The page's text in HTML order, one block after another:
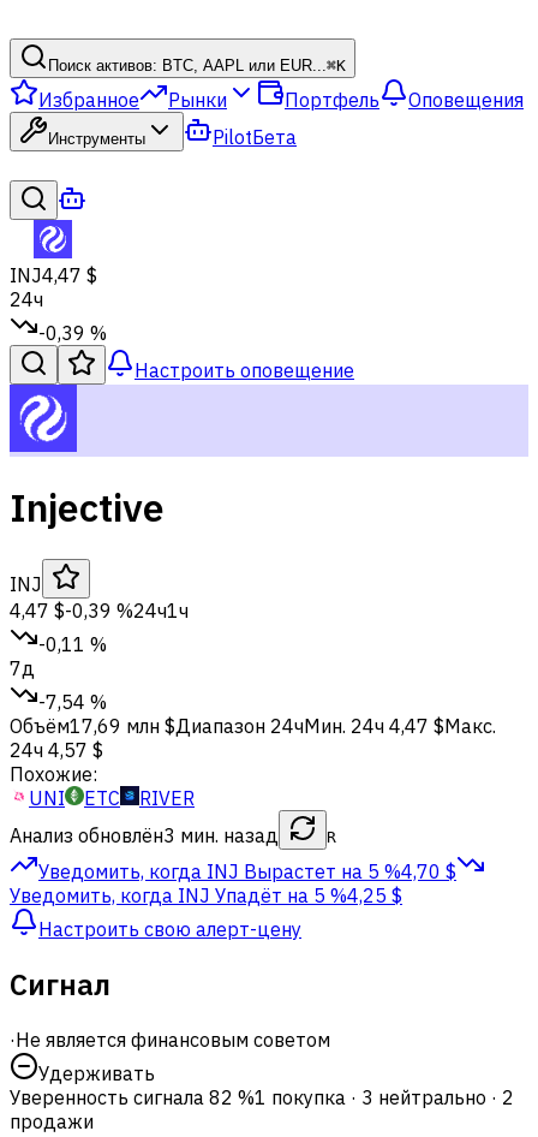
Поиск активов: BTC, AAPL или EUR...⌘K
Избранное Рынки Портфель Оповещения
Инструменты PilotБета
INJ4,47 $
24ч
-0,39 %
Настроить оповещение
Injective
INJ
4,47 $-0,39 %24ч1ч
-0,11 %
7д
-7,54 %
Объём17,69 млн $Диапазон 24чМин. 24ч 4,47 $Макс.
24ч 4,57 $
Похожие:
UNI
ETC
RIVER
Анализ обновлён3 мин. назад R
Уведомить, когда INJ Вырастет на 5 %4,70 $
Уведомить, когда INJ Упадёт на 5 %4,25 $
Настроить свою алерт-цену
Сигнал
·Не является финансовым советом
Удерживать
Уверенность сигнала 82 %1 покупка · 3 нейтрально · 2
продажи